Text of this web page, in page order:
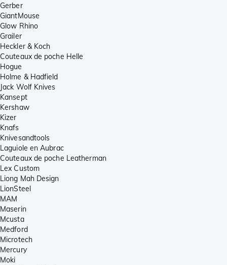
Gerber
GiantMouse
Glow Rhino
Grailer
Heckler & Koch
Couteaux de poche Helle
Hogue
Holme & Hadfield
Jack Wolf Knives
Kansept
Kershaw
Kizer
Knafs
Knivesandtools
Laguiole en Aubrac
Couteaux de poche Leatherman
Lex Custom
Liong Mah Design
LionSteel
MAM
Maserin
Mcusta
Medford
Microtech
Mercury
Moki